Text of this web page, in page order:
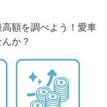
額を調べよう！愛車
か？